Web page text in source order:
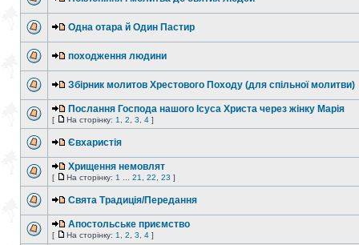
Одна отара й Один Пастир
походження людини
Збірник молитов Хрестового Походу (для спільної молитви)
Послання Господа нашого Ісуса Христа через жінку Марія
[ На сторінку: 1 2 3 4 ]
Євхаристія
Хрищення немовлят
[ На сторінку: 1 21 22 23 ]
Свята Традиція/Передання
Апостольське приємство
[ На сторінку: 1 2 3 4 ]